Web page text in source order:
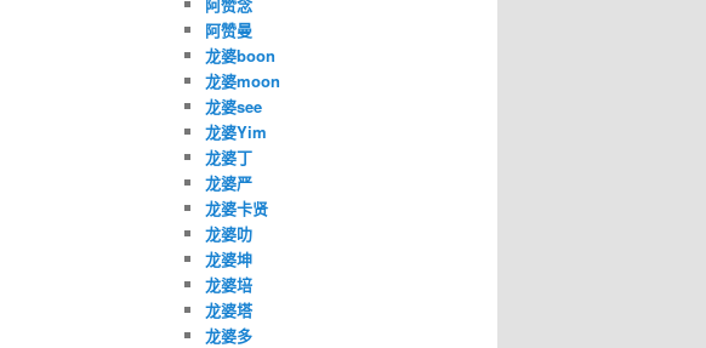
阿赞念
阿赞曼
龙婆boon
龙婆moon
龙婆see
龙婆Yim
龙婆丁
龙婆严
龙婆卡贤
龙婆叻
龙婆坤
龙婆培
龙婆塔
龙婆多